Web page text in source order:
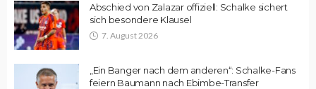
Abschied von Zalazar offiziell: Schalke sichert
sich besondere Klausel
7. August 2026
„Ein Banger nach dem anderen“: Schalke-Fans
feiern Baumann nach Ebimbe-Transfer